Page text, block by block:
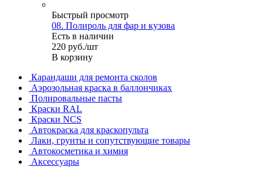
Быстрый просмотр
08. Полироль для фар и кузова
Есть в наличии
220 руб./шт
В корзину
Карандаши для ремонта сколов
Аэрозольная краска в баллончиках
Полировальные пасты
Краски RAL
Краски NCS
Автокраска для краскопульта
Лаки, грунты и сопутствующие товары
Автокосметика и химия
Аксессуары